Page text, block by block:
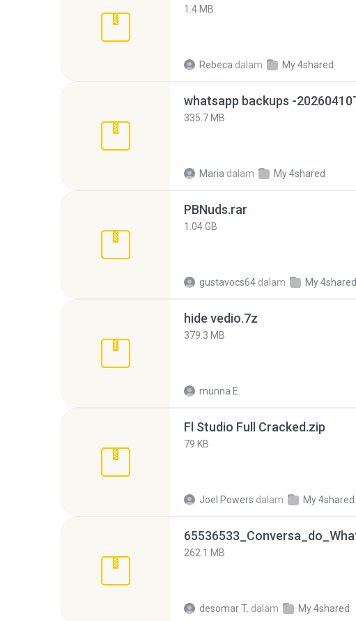
1.4 MB
Rebeca dalam My 4shared
335.7 MB
Maria dalam My 4shared
PBNuds.rar
1.04 GB
gustavocs64 dalam My 4shared
hide vedio.7z
379.3 MB
munna E.
Fl Studio Full Cracked.zip
79 KB
Joel Powers dalam My 4shared
262.1 MB
desomar T. dalam My 4shared